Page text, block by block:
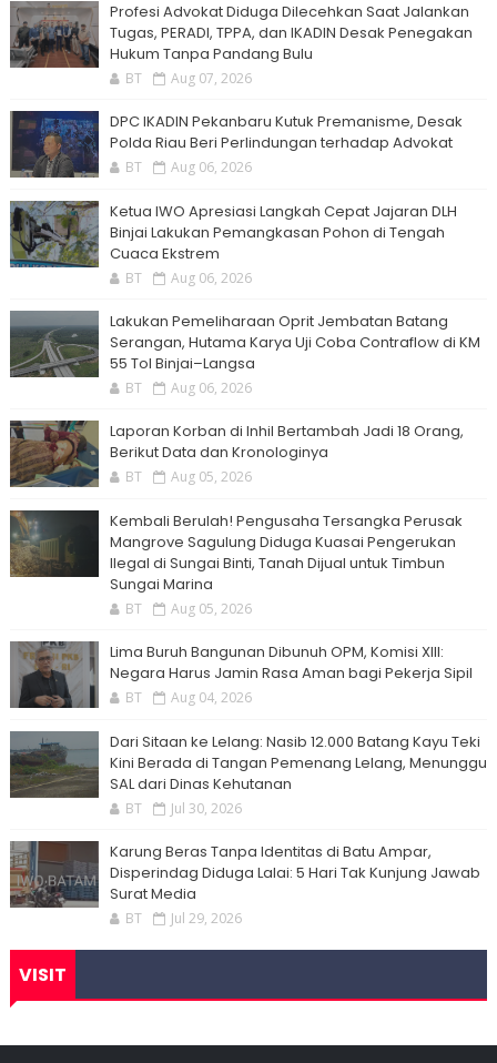
Profesi Advokat Diduga Dilecehkan Saat Jalankan
Tugas, PERADI, TPPA, dan IKADIN Desak Penegakan
Hukum Tanpa Pandang Bulu
BT Aug 07, 2026
DPC IKADIN Pekanbaru Kutuk Premanisme, Desak
Polda Riau Beri Perlindungan terhadap Advokat
BT Aug 06, 2026
Ketua IWO Apresiasi Langkah Cepat Jajaran DLH
Binjai Lakukan Pemangkasan Pohon di Tengah
Cuaca Ekstrem
BT Aug 06, 2026
Lakukan Pemeliharaan Oprit Jembatan Batang
Serangan, Hutama Karya Uji Coba Contraflow di KM
55 Tol Binjai–Langsa
BT Aug 06, 2026
Laporan Korban di Inhil Bertambah Jadi 18 Orang,
Berikut Data dan Kronologinya
BT Aug 05, 2026
Kembali Berulah! Pengusaha Tersangka Perusak
Mangrove Sagulung Diduga Kuasai Pengerukan
Ilegal di Sungai Binti, Tanah Dijual untuk Timbun
Sungai Marina
BT Aug 05, 2026
Lima Buruh Bangunan Dibunuh OPM, Komisi XIII:
Negara Harus Jamin Rasa Aman bagi Pekerja Sipil
BT Aug 04, 2026
Dari Sitaan ke Lelang: Nasib 12.000 Batang Kayu Teki
Kini Berada di Tangan Pemenang Lelang, Menunggu
SAL dari Dinas Kehutanan
BT Jul 30, 2026
Karung Beras Tanpa Identitas di Batu Ampar,
Disperindag Diduga Lalai: 5 Hari Tak Kunjung Jawab
Surat Media
BT Jul 29, 2026
VISIT